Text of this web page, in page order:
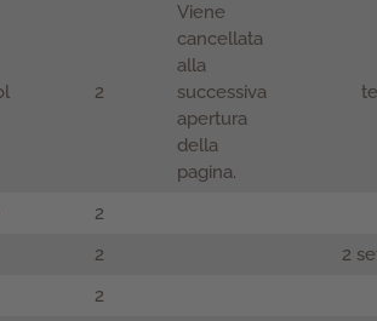
2
Viene
cancellata
alla
successiva
apertura
della
pagina.
2
2
2
2